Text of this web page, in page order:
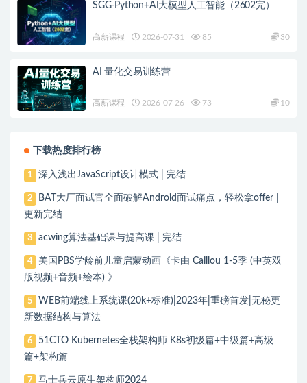
SGG-Python+AI大模型人工智能（2602完）
高薪课程 2026-07-31 85 30
AI 量化交易训练营
高薪课程 2026-07-26 73 10
下载热度排行榜
1 深入浅出JavaScript设计模式 | 完结
2
BAT大厂面试官全面破解Android面试痛点，轻松拿offer |
更新完结
3 acwing算法基础课与提高课 | 完结
4
美国PBS学龄前儿童启蒙动画《卡由 Caillou 1-5季 (中英双
版视频+音频+绘本) 》
5
WEB前端线上系统课(20k+标准)|2023年|重磅首发|无秘更
新数据结构与算法
6
51CTO Kubernetes全栈架构师 K8s初级篇+中级篇+高级
篇+架构篇
7 马士兵云原生架构师2024